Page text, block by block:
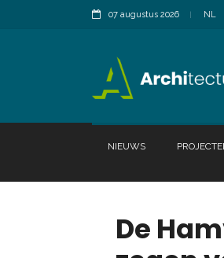
07 augustus 2026 NL
NIEUWS
De